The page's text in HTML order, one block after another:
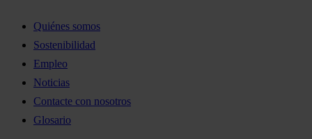
Quiénes somos
Sostenibilidad
Empleo
Noticias
Contacte con nosotros
Glosario